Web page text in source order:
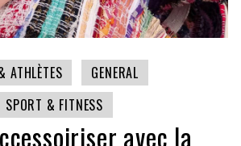
ATHLÈTES
GENERAL
SPORT & FITNESS
avec la